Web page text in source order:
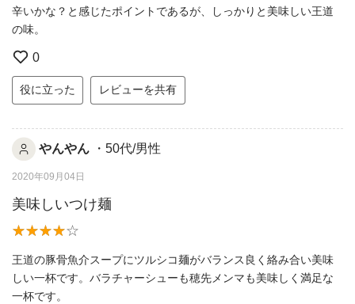
辛いかな？と感じたポイントであるが、しっかりと美味しい王道
の味。
0
役に立った レビューを共有
やんやん ・50代/男性
2020年09月04日
美味しいつけ麺
王道の豚骨魚介スープにツルシコ麺がバランス良く絡み合い美味
しい一杯です。バラチャーシューも穂先メンマも美味しく満足な
一杯です。